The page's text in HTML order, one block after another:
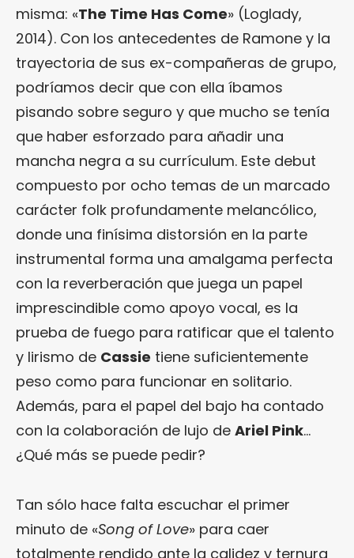
misma: «The Time Has Come» (Loglady,
2014). Con los antecedentes de Ramone y la
trayectoria de sus ex-compañeras de grupo,
podríamos decir que con ella íbamos
pisando sobre seguro y que mucho se tenía
que haber esforzado para añadir una
mancha negra a su currículum. Este debut
compuesto por ocho temas de un marcado
carácter folk profundamente melancólico,
donde una finísima distorsión en la parte
instrumental forma una amalgama perfecta
con la reverberación que juega un papel
imprescindible como apoyo vocal, es la
prueba de fuego para ratificar que el talento
y lirismo de Cassie tiene suficientemente
peso como para funcionar en solitario.
Además, para el papel del bajo ha contado
con la colaboración de lujo de Ariel Pink…
¿Qué más se puede pedir?
Tan sólo hace falta escuchar el primer
minuto de «Song of Love» para caer
totalmente rendido ante la calidez y ternura